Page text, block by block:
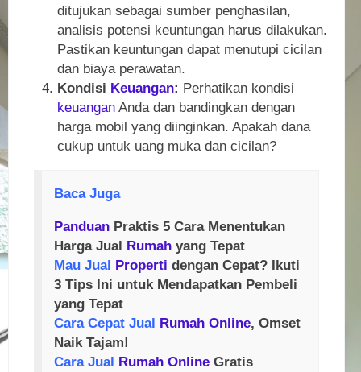
ditujukan sebagai sumber penghasilan,
analisis potensi keuntungan harus dilakukan.
Pastikan keuntungan dapat menutupi cicilan
dan biaya perawatan.
Kondisi Keuangan: Perhatikan kondisi
keuangan Anda dan bandingkan dengan
harga mobil yang diinginkan. Apakah dana
cukup untuk uang muka dan cicilan?
Baca Juga
Panduan Praktis 5 Cara Menentukan
Harga Jual Rumah yang Tepat
Mau Jual Properti dengan Cepat? Ikuti
3 Tips Ini untuk Mendapatkan Pembeli
yang Tepat
Cara Cepat Jual Rumah Online, Omset
Naik Tajam!
Cara Jual Rumah Online Gratis